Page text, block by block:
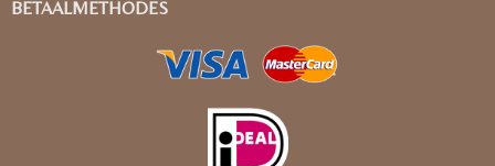
BETAALMETHODES